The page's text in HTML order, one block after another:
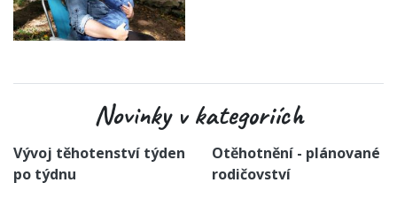
Novinky v kategoriích
Vývoj těhotenství týden
po týdnu
Otěhotnění - plánované
rodičovství